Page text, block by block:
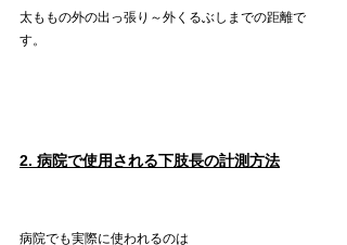
太ももの外の出っ張り～外くるぶしまでの距離で
す。
2. 病院で使用される下肢長の計測方法
病院でも実際に使われるのは